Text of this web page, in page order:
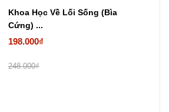
Khoa Học Về Lối Sống (Bìa
Cứng) ...
198.000₫
248.000₫